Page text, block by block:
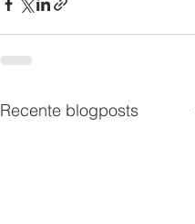
Recente blogposts